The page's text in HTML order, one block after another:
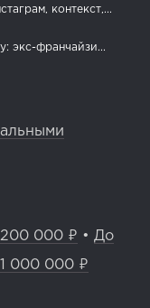
контекст,...
экс-франчайзи...
000 ₽ • До
000 000 ₽